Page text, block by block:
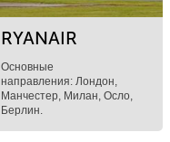
RYANAIR
Основные
направления: Лондон,
Манчестер, Милан, Осло,
Берлин.